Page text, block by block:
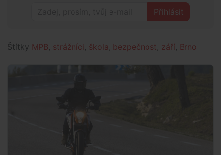
Přihlásit
Štítky MPB strážníci škola bezpečnost září Brno